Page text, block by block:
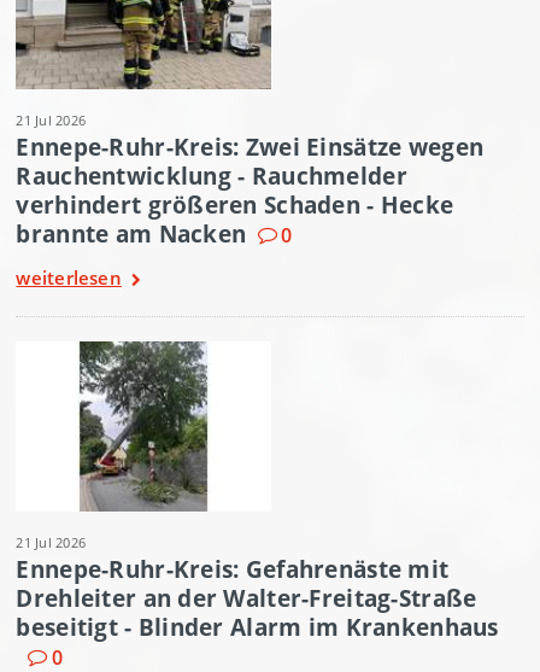
21 Jul 2026
Ennepe-Ruhr-Kreis: Zwei Einsätze wegen
Rauchentwicklung - Rauchmelder
verhindert größeren Schaden - Hecke
brannte am Nacken
0
weiterlesen
21 Jul 2026
Ennepe-Ruhr-Kreis: Gefahrenäste mit
Drehleiter an der Walter-Freitag-Straße
beseitigt - Blinder Alarm im Krankenhaus
0